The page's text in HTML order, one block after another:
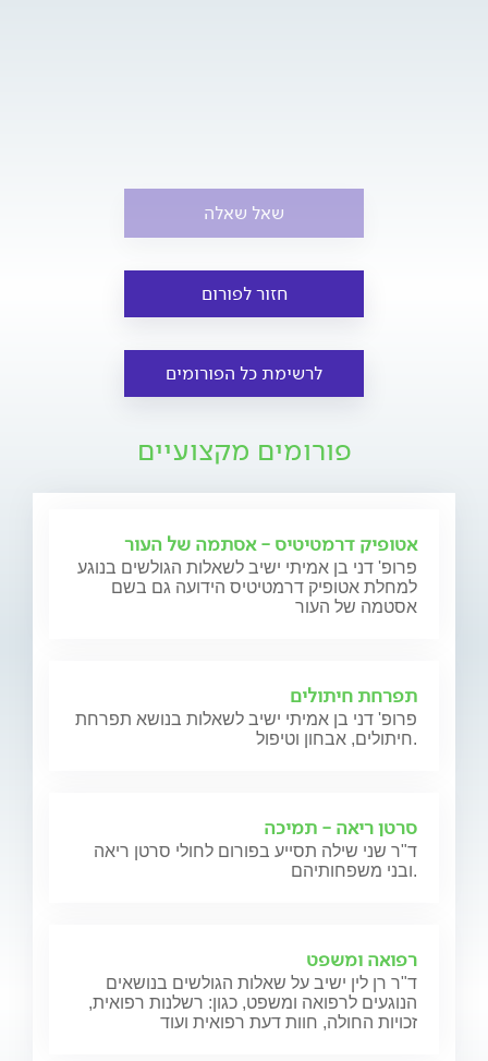
שאל שאלה
חזור לפורום
לרשימת כל הפורומים
פורומים מקצועיים
אטופיק דרמטיטיס - אסתמה של העור
פרופ' דני בן אמיתי ישיב לשאלות הגולשים בנוגע
למחלת אטופיק דרמטיטיס הידועה גם בשם
אסטמה של העור
תפרחת חיתולים
פרופ' דני בן אמיתי ישיב לשאלות בנושא תפרחת
חיתולים, אבחון וטיפול.
סרטן ריאה - תמיכה
ד"ר שני שילה תסייע בפורום לחולי סרטן ריאה
ובני משפחותיהם.
רפואה ומשפט
ד"ר רן לין ישיב על שאלות הגולשים בנושאים
הנוגעים לרפואה ומשפט, כגון: רשלנות רפואית,
זכויות החולה, חוות דעת רפואית ועוד